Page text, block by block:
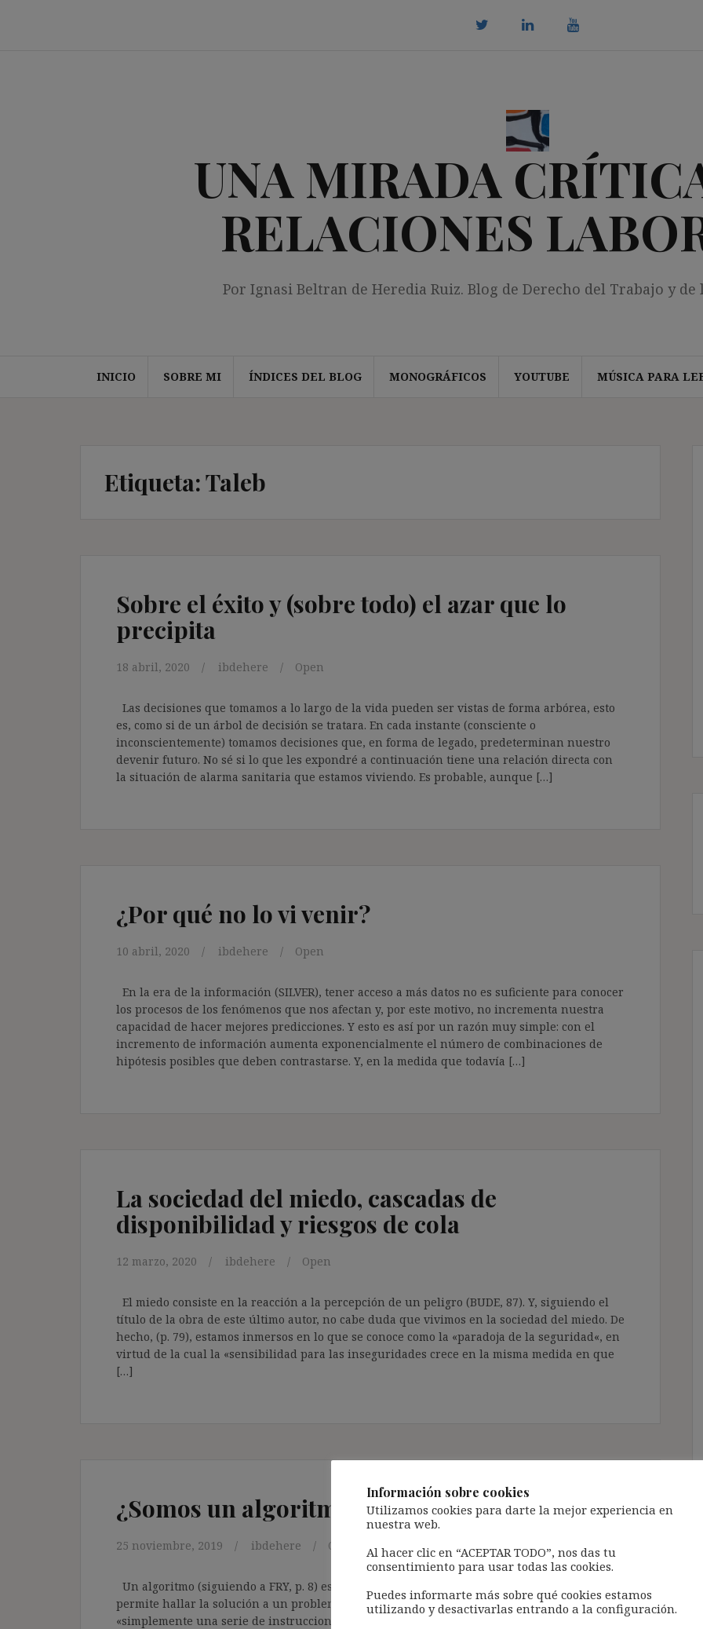
UNA MIRADA
RELACIONES
Por Ignasi Beltran de Heredia Ruiz. Blog de Derecho del Trabajo y de
INICIO SOBRE MI ÍNDICES DEL BLOG MONOGRÁFICOS YOUTUBE MÚSICA PARA
Etiqueta:Taleb
Sobre el éxito y (sobre todo) el azar que lo
precipita
18 abril, 2020 ibdehere Open
Las decisiones que tomamos a lo largo de la vida pueden ser vistas de forma arbórea, esto
es, como si de un árbol de decisión se tratara. En cada instante (consciente o
inconscientemente) tomamos decisiones que, en forma de legado, predeterminan nuestro
devenir futuro. No sé si lo que les expondré a continuación tiene una relación directa con
la situación de alarma sanitaria que estamos viviendo. Es probable, aunque […]
¿Por qué no lo vi venir?
10 abril, 2020 ibdehere Open
En la era de la información (SILVER), tener acceso a más datos no es suficiente para conocer
los procesos de los fenómenos que nos afectan y, por este motivo, no incrementa nuestra
capacidad de hacer mejores predicciones. Y esto es así por un razón muy simple: con el
incremento de información aumenta exponencialmente el número de combinaciones de
hipótesis posibles que deben contrastarse. Y, en la medida que todavía […]
La sociedad del miedo, cascadas de
disponibilidad y riesgos de cola
12 marzo, 2020 ibdehere Open
El miedo consiste en la reacción a la percepción de un peligro (BUDE, 87). Y, siguiendo el
título de la obra de este último autor, no cabe duda que vivimos en la sociedad del miedo. De
hecho, (p. 79), estamos inmersos en lo que se conoce como la «paradoja de la seguridad«, en
virtud de la cual la «sensibilidad para las inseguridades crece en la misma medida en que
[…]
¿Somos un algoritmo (biológico)?
25 noviembre, 2019 ibdehere Open
Un algoritmo (siguiendo a FRY, p. 8) es «un conjunto ordenado y finito de operaciones que
permite hallar la solución a un problema». Es (siguiendo con la misma autora),
«simplemente una serie de instrucciones lógicas que muestran cómo realizar una tarea de
Información sobre cookies
Utilizamos cookies para darte la mejor experiencia en
nuestra web.
Al hacer clic en “ACEPTAR TODO”, nos das tu
consentimiento para usar todas las cookies.
Puedes informarte más sobre qué cookies estamos
utilizando y desactivarlas entrando a la configuración.